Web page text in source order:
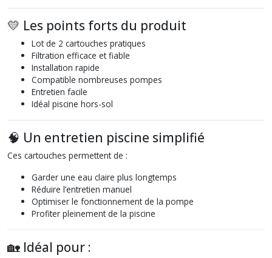
💛 Les points forts du produit
Lot de 2 cartouches pratiques
Filtration efficace et fiable
Installation rapide
Compatible nombreuses pompes
Entretien facile
Idéal piscine hors-sol
🧠 Un entretien piscine simplifié
Ces cartouches permettent de :
Garder une eau claire plus longtemps
Réduire l’entretien manuel
Optimiser le fonctionnement de la pompe
Profiter pleinement de la piscine
🏡 Idéal pour :